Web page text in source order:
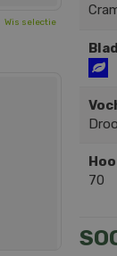
70
Wis selectie